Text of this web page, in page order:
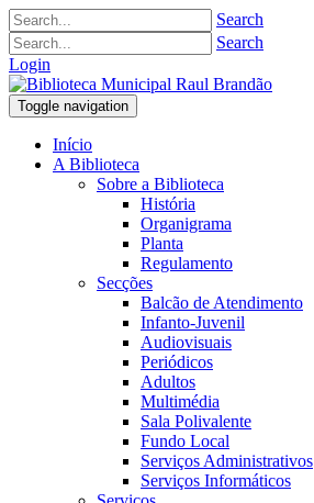
Search
Search
Login
Toggle navigation
Início
A Biblioteca
Sobre a Biblioteca
História
Organigrama
Planta
Regulamento
Secções
Balcão de Atendimento
Infanto-Juvenil
Audiovisuais
Periódicos
Adultos
Multimédia
Sala Polivalente
Fundo Local
Serviços Administrativos
Serviços Informáticos